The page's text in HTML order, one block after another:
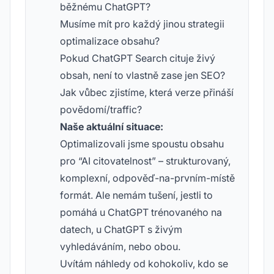
běžnému ChatGPT?
Musíme mít pro každý jinou strategii
optimalizace obsahu?
Pokud ChatGPT Search cituje živý
obsah, není to vlastně zase jen SEO?
Jak vůbec zjistíme, která verze přináší
povědomí/traffic?
Naše aktuální situace:
Optimalizovali jsme spoustu obsahu
pro “AI citovatelnost” – strukturovaný,
komplexní, odpověď-na-prvním-místě
formát. Ale nemám tušení, jestli to
pomáhá u ChatGPT trénovaného na
datech, u ChatGPT s živým
vyhledáváním, nebo obou.
Uvítám náhledy od kohokoliv, kdo se